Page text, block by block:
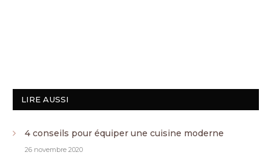
LIRE AUSSI
4 conseils pour équiper une cuisine moderne
26 novembre 2020